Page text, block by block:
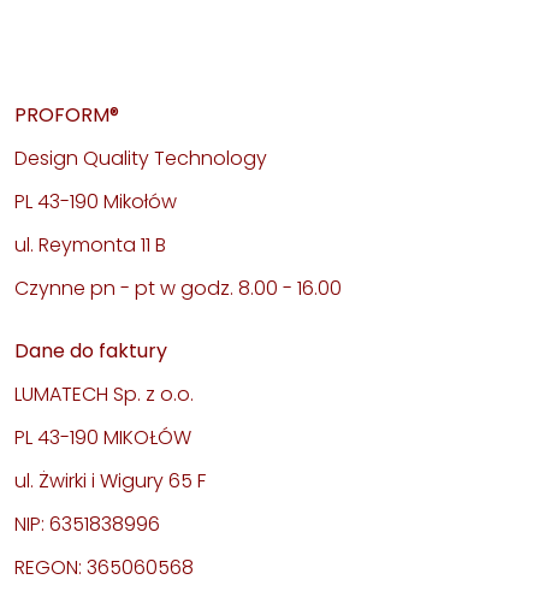
PROFORM®
Design Quality Technology
PL 43-190 Mikołów
ul. Reymonta 11 B
Czynne pn - pt w godz. 8.00 - 16.00
Dane do faktury
LUMATECH Sp. z o.o.
PL 43-190 MIKOŁÓW
ul. Żwirki i Wigury 65 F
NIP: 6351838996
REGON: 365060568